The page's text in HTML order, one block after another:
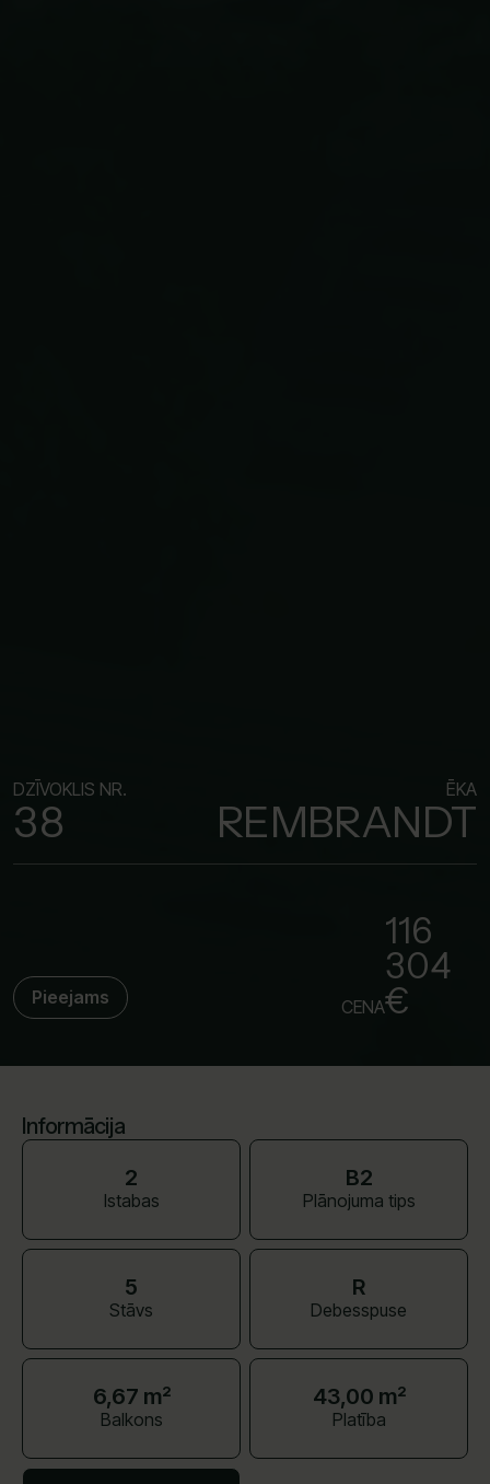
DZĪVOKLIS NR.
38
ĒKA
REMBRANDT
Pieejams CENA
116
304
€
Informācija
2
Istabas
B2
Plānojuma tips
5
Stāvs
R
Debesspuse
6,67 m²
Balkons
43,00 m²
Platība